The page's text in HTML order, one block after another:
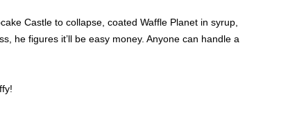
Castle to collapse, coated Waffle Planet in syrup,
he figures it’ll be easy money. Anyone can handle a